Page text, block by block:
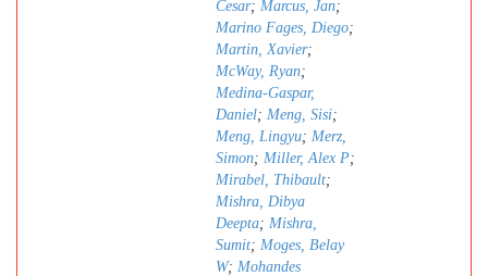
Cesar; Marcus, Jan;
Marino Fages, Diego;
Martin, Xavier;
McWay, Ryan;
Medina-Gaspar,
Daniel; Meng, Sisi;
Meng, Lingyu; Merz,
Simon; Miller, Alex P;
Mirabel, Thibault;
Mishra, Dibya
Deepta; Mishra,
Sumit; Moges, Belay
W; Mohandes